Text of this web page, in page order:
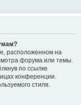
расположенном на
форума или темы.
по ссылке
конференции.
стиля.